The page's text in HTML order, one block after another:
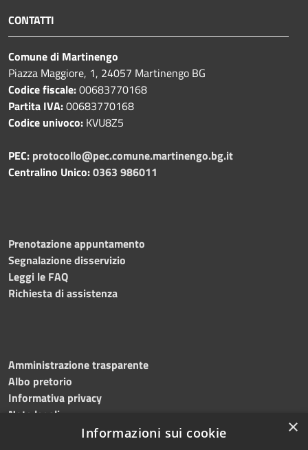
CONTATTI
Comune di Martinengo
Piazza Maggiore, 1, 24057 Martinengo BG
Codice fiscale:00683770168
Partita IVA:00683770168
Codice univoco: KVU8Z5
PEC: protocollo@pec.comune.martinengo.bg.it
Centralino Unico:0363 986011
Prenotazione appuntamento
Segnalazione disservizio
Leggi le FAQ
Richiesta di assistenza
Amministrazione trasparente
Albo pretorio
Informativa privacy
Note legali
Dichiarazione di accessibilità
×
Informazioni sui cookie